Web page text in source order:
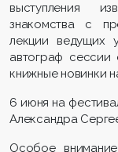
выступления
знакомства с
лекции ведущих
автограф
книжные новинки
6 июня на
Александра
Особое